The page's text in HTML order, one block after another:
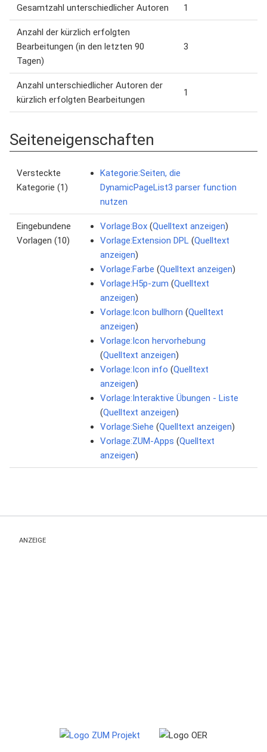
Gesamtzahl unterschiedlicher Autoren 1
Anzahl der kürzlich erfolgten
Bearbeitungen (in den letzten 90
Tagen)
3
Anzahl unterschiedlicher Autoren der
kürzlich erfolgten Bearbeitungen
1
Seiteneigenschaften
Versteckte
Kategorie (1)
Kategorie:Seiten, die
DynamicPageList3 parser function
nutzen
Eingebundene
Vorlagen (10)
Vorlage:Box (Quelltext anzeigen)
Vorlage:Extension DPL (Quelltext
anzeigen)
Vorlage:Farbe (Quelltext anzeigen)
Vorlage:H5p-zum (Quelltext
anzeigen)
Vorlage:Icon bullhorn (Quelltext
anzeigen)
Vorlage:Icon hervorhebung
(Quelltext anzeigen)
Vorlage:Icon info (Quelltext
anzeigen)
Vorlage:Interaktive Übungen - Liste
(Quelltext anzeigen)
Vorlage:Siehe (Quelltext anzeigen)
Vorlage:ZUM-Apps (Quelltext
anzeigen)
ANZEIGE